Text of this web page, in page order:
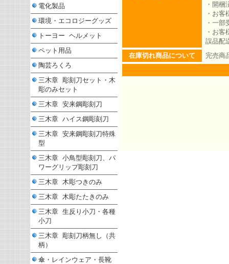
電化製品
環境・エコロジーグッズ
トーヨー ヘルメット
ペット用品
陶芸ろくろ
三木章 彫刻刀セット・木
彫のみセット
三木章 安来鋼彫刻刀
三木章 ハイス鋼彫刻刀
三木章 安来鋼彫刻刀特殊
型
三木章 小鳥型彫刻刀、パ
ワーグリップ彫刻刀
三木章 木彫つきのみ
三木章 木彫たたきのみ
三木章 生反り小刀・各種
小刀
三木章 彫刻刀柄無し（共
柄）
傘・レインウェア・長靴
・開
・お
・一
・お
誤品配
在庫切れ商品について
完売商